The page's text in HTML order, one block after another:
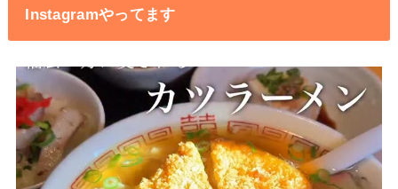
Instagramやってます